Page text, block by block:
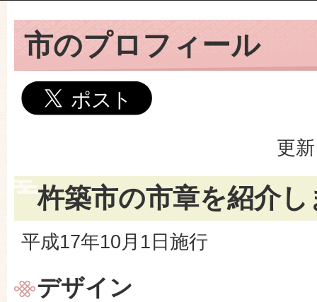
市のプロフィール
更
杵築市の市章を紹介し
平成17年10月1日施行
デザイン